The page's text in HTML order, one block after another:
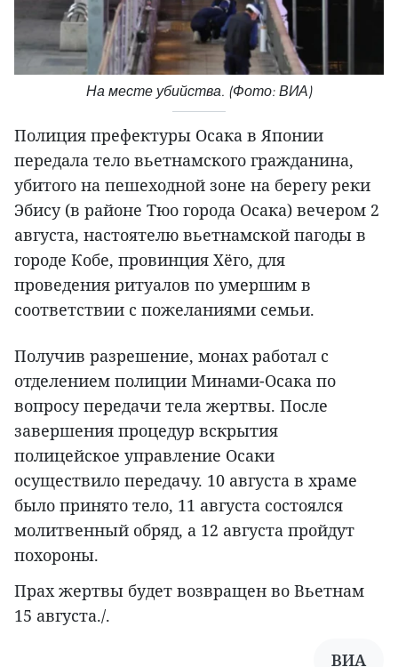
На месте убийства. (Фото: ВИА)
Полиция префектуры Осака в Японии
передала тело вьетнамского гражданина,
убитого на пешеходной зоне на берегу реки
Эбису (в районе Тюо города Осака) вечером 2
августа, настоятелю вьетнамской пагоды в
городе Кобе, провинция Хёго, для
проведения ритуалов по умершим в
соответствии с пожеланиями семьи.
Получив разрешение, монах работал с
отделением полиции Минами-Осака по
вопросу передачи тела жертвы. После
завершения процедур вскрытия
полицейское управление Осаки
осуществило передачу. 10 августа в храме
было принято тело, 11 августа состоялся
молитвенный обряд, а 12 августа пройдут
похороны.
Прах жертвы будет возвращен во Вьетнам
15 августа./.
ВИА